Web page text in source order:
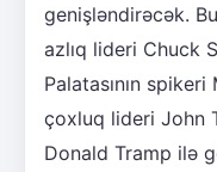
genişləndirəcək.
azlıq lideri Chuck
Palatasının
çoxluq lideri John
Donald Tramp ilə